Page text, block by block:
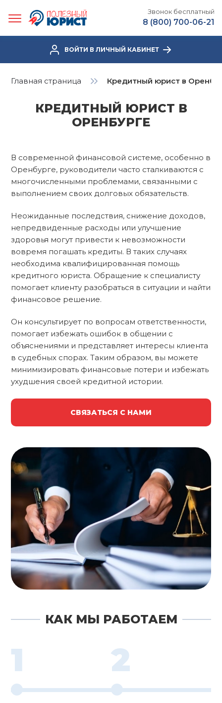
Звонок бесплатный
8 (800) 700-06-21
ВОЙТИ В ЛИЧНЫЙ КАБИНЕТ
Главная страница Кредитный юрист в
КРЕДИТНЫЙ ЮРИСТ В
ОРЕНБУРГЕ
В современной финансовой системе, особенно в
Оренбурге, руководители часто сталкиваются с
многочисленными проблемами, связанными с
выполнением своих долговых обязательств.
Неожиданные последствия, снижение доходов,
непредвиденные расходы или улучшение
здоровья могут привести к невозможности
вовремя погашать кредиты. В таких случаях
необходима квалифицированная помощь
кредитного юриста. Обращение к специалисту
помогает клиенту разобраться в ситуации и найти
финансовое решение.
Он консультирует по вопросам ответственности,
помогает избежать ошибок в общении с
объяснениями и представляет интересы клиента
в судебных спорах. Таким образом, вы можете
минимизировать финансовые потери и избежать
ухудшения своей кредитной истории.
СВЯЗАТЬСЯ С НАМИ
КАК МЫ РАБОТАЕМ
1 2